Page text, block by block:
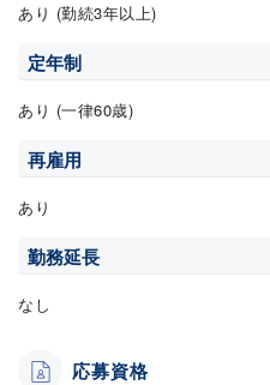
あり (勤続3年以上)
定年制
あり (一律60歳)
再雇用
あり
勤務延長
なし
応募資格